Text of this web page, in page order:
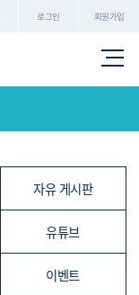
로그인 회원가입
자유 게시판
유튜브
이벤트